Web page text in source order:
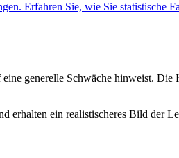
Erfahren Sie, wie Sie statistische
generelle Schwäche hinweist. Die
erhalten ein realistischeres Bild der